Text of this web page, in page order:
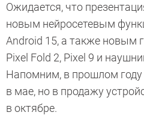
Ожидается, что
новым нейросетевым
Android 15, а также новым
Pixel Fold 2, Pixel 9 и
Напомним, в прошлом году
в мае, но в продажу
в октябре.